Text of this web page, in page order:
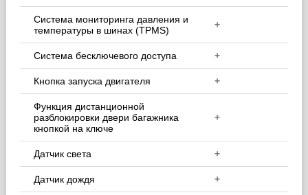
Система мониторинга давления и
температуры в шинах (TPMS)
+
Система бесключевого доступа +
Кнопка запуска двигателя +
Функция дистанционной
разблокировки двери багажника
кнопкой на ключе
+
Датчик света +
Датчик дождя +